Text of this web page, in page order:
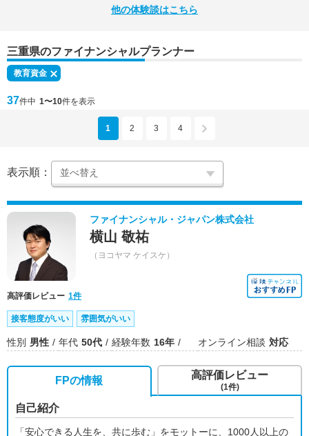
他の体験談はこちら
三重県のファイナンシャルプランナー
教育資金
37件中 1〜10件を表示
1 2 3 4
表示順：
ファイナンシャル・ジャパン株式会社
横山 敬祐
（ヨコヤマ ケイスケ）
高評価レビュー 1件
接客態度がいい 雰囲気がいい
性別 男性 年代 50代 経験年数 16年 オンライン相談 対応
FPの情報
自己紹介
「安心できる人生を、共に歩む」をモットーに、1000人以上の
高評価レビュー
(1件)